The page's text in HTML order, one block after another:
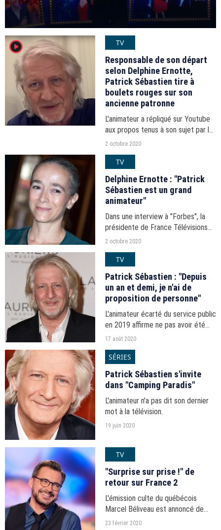
player2 TV
Responsable de son départ
selon Delphine Ernotte,
Patrick Sébastien tire à
boulets rouges sur son
ancienne patronne
L'animateur a répliqué sur Youtube
aux propos tenus à son sujet par la
présidente de France Télévisions.
2 octobre 2020
TV
Delphine Ernotte : "Patrick
Sébastien est un grand
animateur"
Dans une interview à "Forbes", la
présidente de France Télévisions
revient sur le départ du
cabaret du monde".
2 octobre 2020
TV
Patrick Sébastien : "Depuis
un an et demi, je n'ai de
proposition de personne"
L'animateur écarté du service public
en 2019 affirme ne pas avoir été
contacté par d'autres chaînes.
17 août 2020
SÉRIES
Patrick Sébastien s'invite
dans "Camping Paradis"
L'animateur n'a pas dit son dernier
mot à la télévision.
19 juin 2020
TV
"Surprise sur prise !" de
retour sur France 2
L'émission culte du québécois
Marcel Béliveau est annoncé de
retour.
23 février 2020